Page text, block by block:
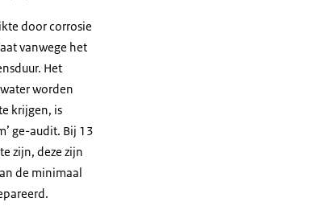
door corrosie
vanwege het
Het
worden
krijgen, is
ge-audit. Bij 13
zijn, deze zijn
de minimaal